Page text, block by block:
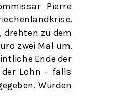
Pierre
drehten zu dem
zwei Mal um.
Ende der
Lohn – falls
Würden